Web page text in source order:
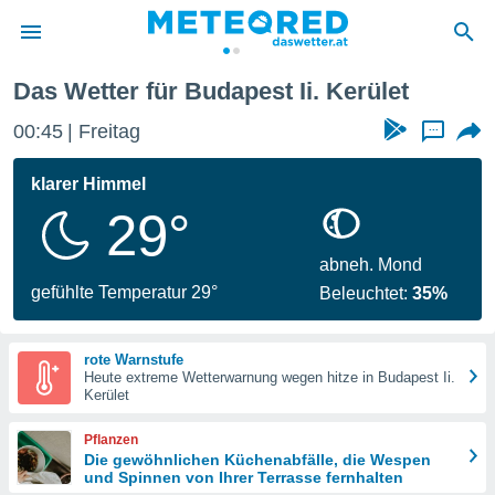
wurde
dass
sind.
diese
Das Wetter für Budapest Ii. Kerület
00:45 Freitag ...
klarer Himmel
29°
gefühlte Temperatur 29°
abneh. Mond
Beleuchtet:35%
rote Warnstufe
Heute extreme Wetterwarnung wegen hitze in Budapest Ii.
Kerület
Pflanzen
Die gewöhnlichen Küchenabfälle, die Wespen
und Spinnen von Ihrer Terrasse fernhalten